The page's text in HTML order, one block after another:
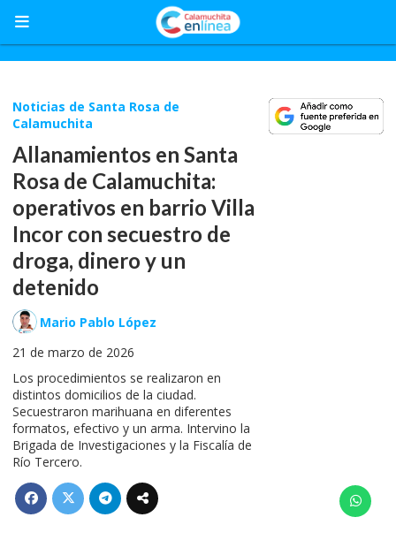
Allanamientos en Santa
Rosa de Calamuchita:
operativos en barrio Villa
Incor con secuestro de
droga, dinero y un
detenido
Los procedimientos se realizaron en
distintos domicilios de la ciudad.
Secuestraron marihuana en diferentes
formatos, efectivo y un arma. Intervino la
Brigada de Investigaciones y la Fiscalía de
Río Tercero.
Noticias de Santa Rosa de
Calamuchita
21 de marzo de 2026
Mario Pablo López